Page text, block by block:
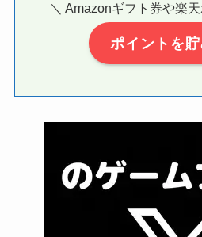
＼ Amazonギフト券や楽
ポイントを貯